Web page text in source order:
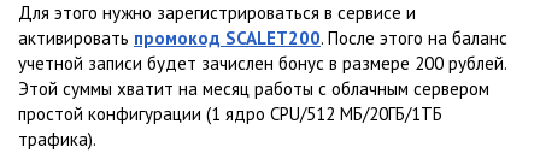
Для этого нужно зарегистрироваться в сервисе и
активировать промокод SCALET200. После этого на баланс
учетной записи будет зачислен бонус в размере 200 рублей.
Этой суммы хватит на месяц работы с облачным сервером
простой конфигурации (1 ядро CPU/512 MБ/20ГБ/1ТБ
трафика).